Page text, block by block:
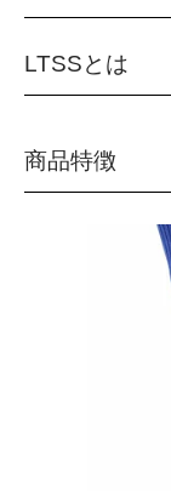
品番：FS-2000
カラー：
(20)ブルー
(30)レッド
生産国：日本
LTSSとは
近年、急速に進
伝達、ピッチか
すく、動きやす
その進歩は「競
だからこそ、ソ
を引き出す」た
これがKAKU
商品特徴